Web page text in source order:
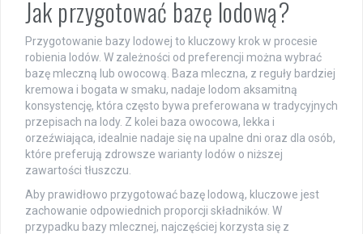
Jak przygotować bazę lodową?
Przygotowanie bazy lodowej to kluczowy krok w procesie
robienia lodów. W zależności od preferencji można wybrać
bazę mleczną lub owocową. Baza mleczna, z reguły bardziej
kremowa i bogata w smaku, nadaje lodom aksamitną
konsystencję, która często bywa preferowana w tradycyjnych
przepisach na lody. Z kolei baza owocowa, lekka i
orzeźwiająca, idealnie nadaje się na upalne dni oraz dla osób,
które preferują zdrowsze warianty lodów o niższej
zawartości tłuszczu.
Aby prawidłowo przygotować bazę lodową, kluczowe jest
zachowanie odpowiednich proporcji składników. W
przypadku bazy mlecznej, najczęściej korzysta się z